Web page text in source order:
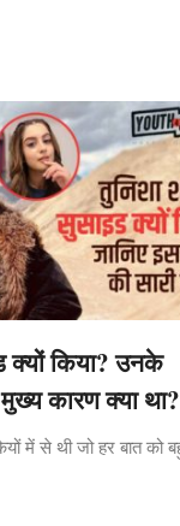
क्यों किया? उनके
कारण क्या था?
में से थी जो हर बात को